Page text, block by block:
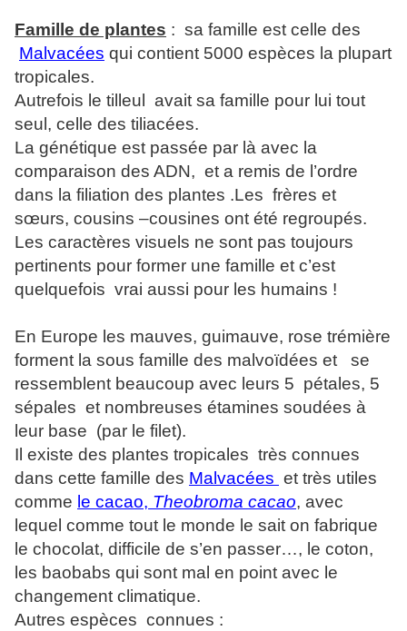
Famille de plantes : sa famille est celle des
Malvacées qui contient 5000 espèces la plupart
tropicales.
Autrefois le tilleul avait sa famille pour lui tout
seul, celle des tiliacées.
La génétique est passée par là avec la
comparaison des ADN, et a remis de l’ordre
dans la filiation des plantes .Les frères et
sœurs, cousins –cousines ont été regroupés.
Les caractères visuels ne sont pas toujours
pertinents pour former une famille et c’est
quelquefois vrai aussi pour les humains !
En Europe les mauves, guimauve, rose trémière
forment la sous famille des malvoïdées et se
ressemblent beaucoup avec leurs 5 pétales, 5
sépales et nombreuses étamines soudées à
leur base (par le filet).
Il existe des plantes tropicales très connues
dans cette famille des Malvacées et très utiles
comme le cacao, Theobroma cacao, avec
lequel comme tout le monde le sait on fabrique
le chocolat, difficile de s’en passer…, le coton,
les baobabs qui sont mal en point avec le
changement climatique.
Autres espèces connues :